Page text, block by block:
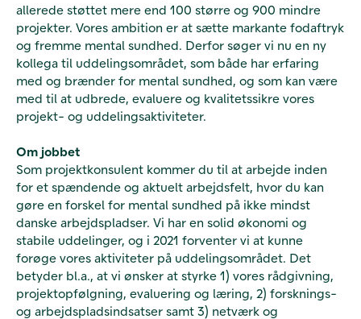
allerede støttet mere end 100 større og 900 mindre
projekter. Vores ambition er at sætte markante fodaftryk
og fremme mental sundhed. Derfor søger vi nu en ny
kollega til uddelingsområdet, som både har erfaring
med og brænder for mental sundhed, og som kan være
med til at udbrede, evaluere og kvalitetssikre vores
projekt- og uddelingsaktiviteter.
Om jobbet
Som projektkonsulent kommer du til at arbejde inden
for et spændende og aktuelt arbejdsfelt, hvor du kan
gøre en forskel for mental sundhed på ikke mindst
danske arbejdspladser. Vi har en solid økonomi og
stabile uddelinger, og i 2021 forventer vi at kunne
forøge vores aktiviteter på uddelingsområdet. Det
betyder bl.a., at vi ønsker at styrke 1) vores rådgivning,
projektopfølgning, evaluering og læring, 2) forsknings-
og arbejdspladsindsatser samt 3) netværk og